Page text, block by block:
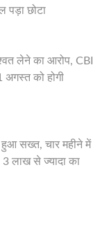
पड़ा छोटा
लेने का आरोप, CBI
अगस्त को होगी
सख्त, चार महीने में
लाख से ज्यादा का